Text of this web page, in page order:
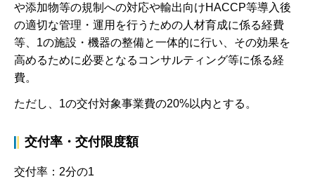
や添加物等の規制への対応や輸出向けHACCP等導入後
の適切な管理・運用を行うための人材育成に係る経費
等、1の施設・機器の整備と一体的に行い、その効果を
高めるために必要となるコンサルティング等に係る経
費。
ただし、1の交付対象事業費の20%以内とする。
交付率・交付限度額
交付率：2分の1